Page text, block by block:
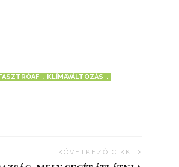
KLÍMAVÁLTOZÁS
KÖVETKEZŐ CIKK